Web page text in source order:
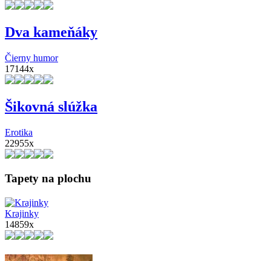
Dva kameňáky
Čierny humor
17144x
Šikovná slúžka
Erotika
22955x
Tapety na plochu
Krajinky
14859x